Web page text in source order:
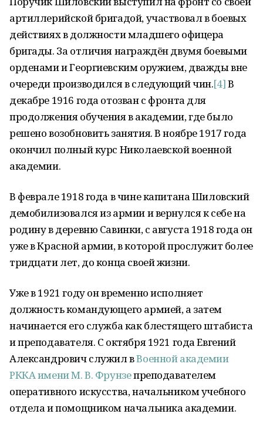
артиллерийской бригадой, участвовал в боевых
действиях в должности младшего офицера
бригады. За отличия награждён двумя боевыми
орденами и Георгиевским оружием, дважды вне
очереди производился в следующий чин.[4]В
декабре 1916 года отозван с фронта для
продолжения обучения в академии, где было
решено возобновить занятия. В ноябре 1917 года
окончил полный курс Николаевской военной
академии.
В феврале 1918 года в чине капитана Шиловский
демобилизовался из армии и вернулся к себе на
родину в деревню Савинки, с августа 1918 года он
уже в Красной армии, в которой прослужит более
тридцати лет, до конца своей жизни.
Уже в 1921 году он временно исполняет
должность командующего армией, а затем
начинается его служба как блестящего штабиста
и преподавателя. С октября 1921 года Евгений
Александрович служил вВоенной академии
РККА имени М. В. Фрунзепреподавателем
оперативного искусства, начальником учебного
отдела и помощником начальника академии.